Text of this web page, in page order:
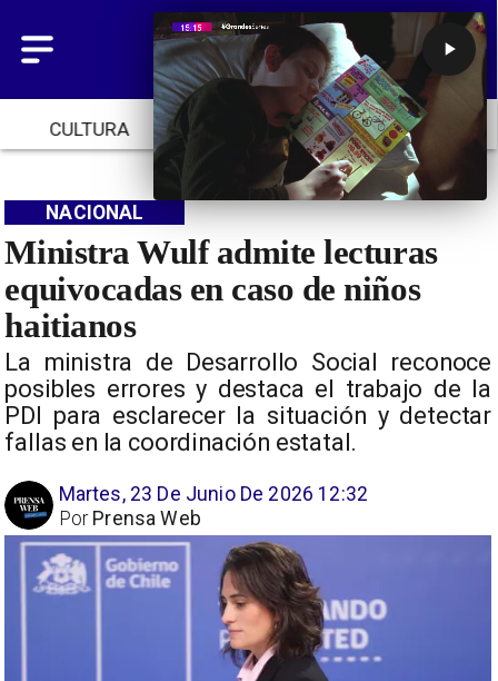
CULTURA TENDENCIAS INICIO
Ministra Wulf admite lecturas
equivocadas en caso de niños
haitianos
La ministra de Desarrollo Social reconoce
posibles errores y destaca el trabajo de la
PDI para esclarecer la situación y detectar
fallas en la coordinación estatal.
NACIONAL
Martes, 23 De Junio De 2026 12:32
Prensa Web
Por